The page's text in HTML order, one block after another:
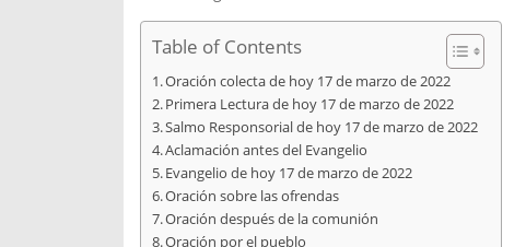
Table of Contents
Oración colecta de hoy 17 de marzo de 2022
Primera Lectura de hoy 17 de marzo de 2022
Salmo Responsorial de hoy 17 de marzo de 2022
Aclamación antes del Evangelio
Evangelio de hoy 17 de marzo de 2022
Oración sobre las ofrendas
Oración después de la comunión
Oración por el pueblo